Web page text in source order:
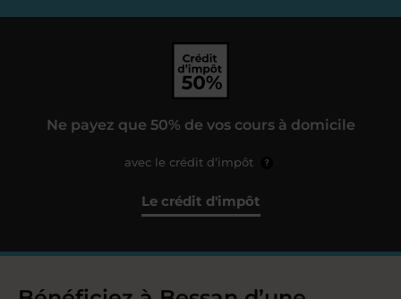
Ne payez que 50% de vos cours à domicile
avec le crédit d’impôt ?
Le crédit d'impôt